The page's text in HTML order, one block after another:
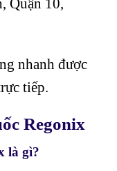
Quận 10,
nhanh được
tiếp.
Regonix
là gì?